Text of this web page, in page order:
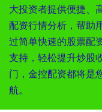
大投资者提供便捷、
配资行情分析，帮助
过简单快速的股票配
支持，轻松提升炒股
门，金控配资都将是
航。